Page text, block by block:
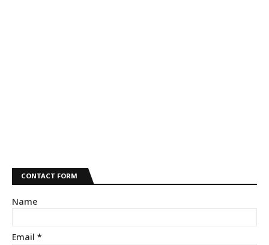
CONTACT FORM
Name
Email *